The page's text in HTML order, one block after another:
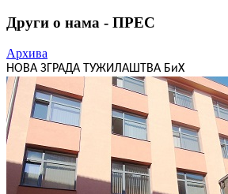
Други о нама - ПРЕС
Архива
НОВА ЗГРАДА ТУЖИЛАШТВА БиХ